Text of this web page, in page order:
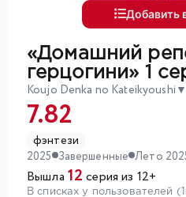
Добавить
«Домашний
герцогини» 1
Koujo Denka no Kateikyoushi ▼
7.82
фэнтези
2025 Завершенные Лето
Вышла 12 серия из 12+
В списках у пользователей